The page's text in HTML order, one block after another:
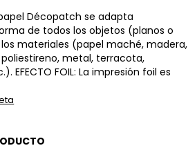
papel Décopatch se adapta
de todos los objetos (planos o
materiales (papel maché, madera,
metal, terracota,
EFECTO FOIL: La impresión foil es